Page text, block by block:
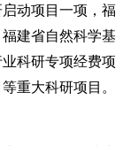
动项目一项，福
建省自然科学基
科研专项经费项
重大科研项目。